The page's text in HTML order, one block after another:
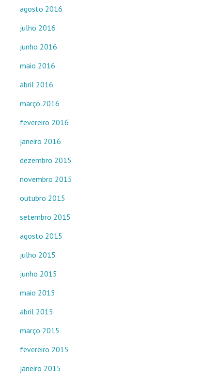
agosto 2016
julho 2016
junho 2016
maio 2016
abril 2016
março 2016
fevereiro 2016
janeiro 2016
dezembro 2015
novembro 2015
outubro 2015
setembro 2015
agosto 2015
julho 2015
junho 2015
maio 2015
abril 2015
março 2015
fevereiro 2015
janeiro 2015